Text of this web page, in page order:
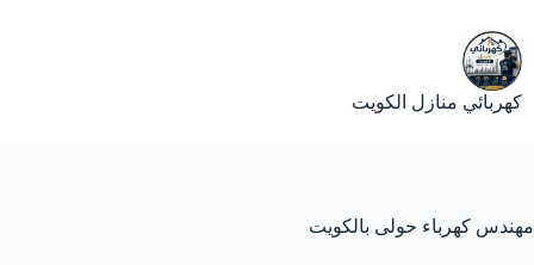
إلى
المحتوى
كهربائي منازل الكويت
مهندس كهرباء حولى بالكويت